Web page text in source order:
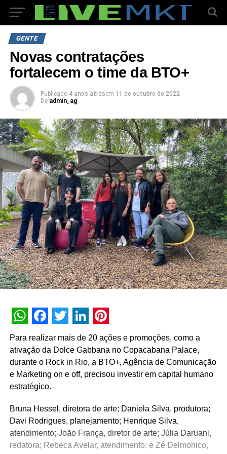
GENTE
Novas contratações
fortalecem o time da BTO+
Publicado 4 anos atrásem 11 de outubro de 2022
De admin_ag
WhatsApp
Facebook
Twitter
LinkedIn
Pinterest
Para realizar mais de 20 ações e promoções, como a
ativação da Dolce Gabbana no Copacabana Palace,
durante o Rock in Rio, a BTO+, Agência de Comunicação
e Marketing on e off, precisou investir em capital humano
estratégico.
Bruna Hessel, diretora de arte; Daniela Silva, produtora;
Davi Rodrigues, planejamento; Henrique Silva,
atendimento; João França, diretor de arte; Júlia Daruani,
redatora; Rebeca Avelar, atendimento; e Zé Delmonico,